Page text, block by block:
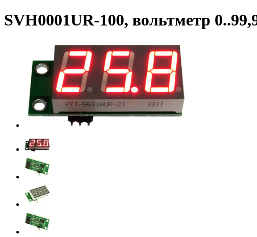
SVH0001UR-100, вольтметр